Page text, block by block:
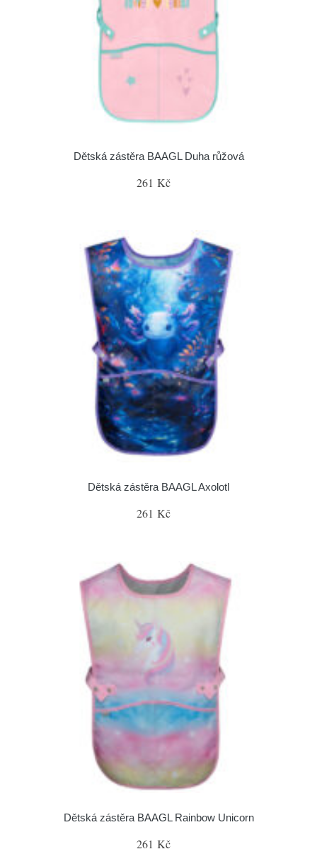
Dětská zástěra BAAGL Duha růžová
261 Kč
Dětská zástěra BAAGL Axolotl
261 Kč
Dětská zástěra BAAGL Rainbow Unicorn
261 Kč